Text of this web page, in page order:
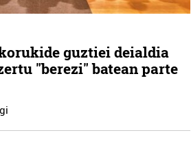
guztiei deialdia
"berezi" batean parte